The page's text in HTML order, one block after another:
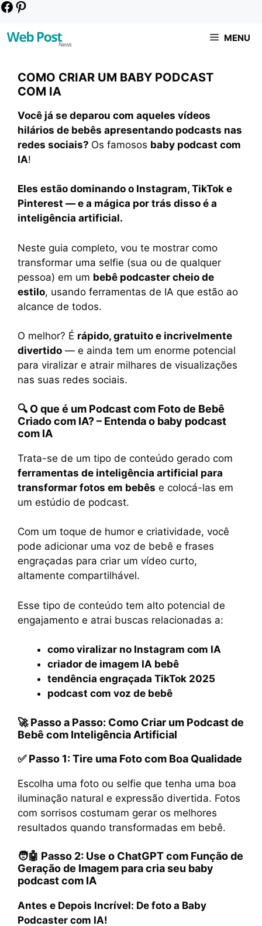
PularFacebook
MENU
COMO CRIAR UM BABY PODCAST
COM IA
Você já se deparou com aqueles vídeos
hilários de bebês apresentando podcasts nas
redes sociais? Os famosos baby podcast com
IA!
Eles estão dominando o Instagram, TikTok e
Pinterest — e a mágica por trás disso é a
inteligência artificial.
Neste guia completo, vou te mostrar como
transformar uma selfie (sua ou de qualquer
pessoa) em um bebê podcaster cheio de
estilo, usando ferramentas de IA que estão ao
alcance de todos.
O melhor? É rápido, gratuito e incrivelmente
divertido — e ainda tem um enorme potencial
para viralizar e atrair milhares de visualizações
nas suas redes sociais.
🔍O que é um Podcast com Foto de Bebê
Criado com IA?– Entenda o baby podcast
com IA
Trata-se de um tipo de conteúdo gerado com
ferramentas de inteligência artificial para
transformar fotos em bebês e colocá-las em
um estúdio de podcast.
Com um toque de humor e criatividade, você
pode adicionar uma voz de bebê e frases
engraçadas para criar um vídeo curto,
altamente compartilhável.
Esse tipo de conteúdo tem alto potencial de
engajamento e atrai buscas relacionadas a:
como viralizar no Instagram com IA
criador de imagem IA bebê
tendência engraçada TikTok 2025
podcast com voz de bebê
🚀 Passo a Passo: Como Criar um Podcast de
Bebê com Inteligência Artificial
✅ Passo 1: Tire uma Foto com Boa Qualidade
Escolha uma foto ou selfie que tenha uma boa
iluminação natural e expressão divertida. Fotos
com sorrisos costumam gerar os melhores
resultados quando transformadas em bebê.
🧑‍🤖 Passo 2: Use o ChatGPT com Função de
Geração de Imagem para cria seu baby
podcast com IA
Antes e Depois Incrível: De foto a Baby
Podcaster com IA!